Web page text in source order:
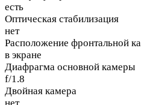
есть
Оптическая стабилизация
нет
Расположение фронтальной
в экране
Диафрагма основной камеры
f/1.8
Двойная камера